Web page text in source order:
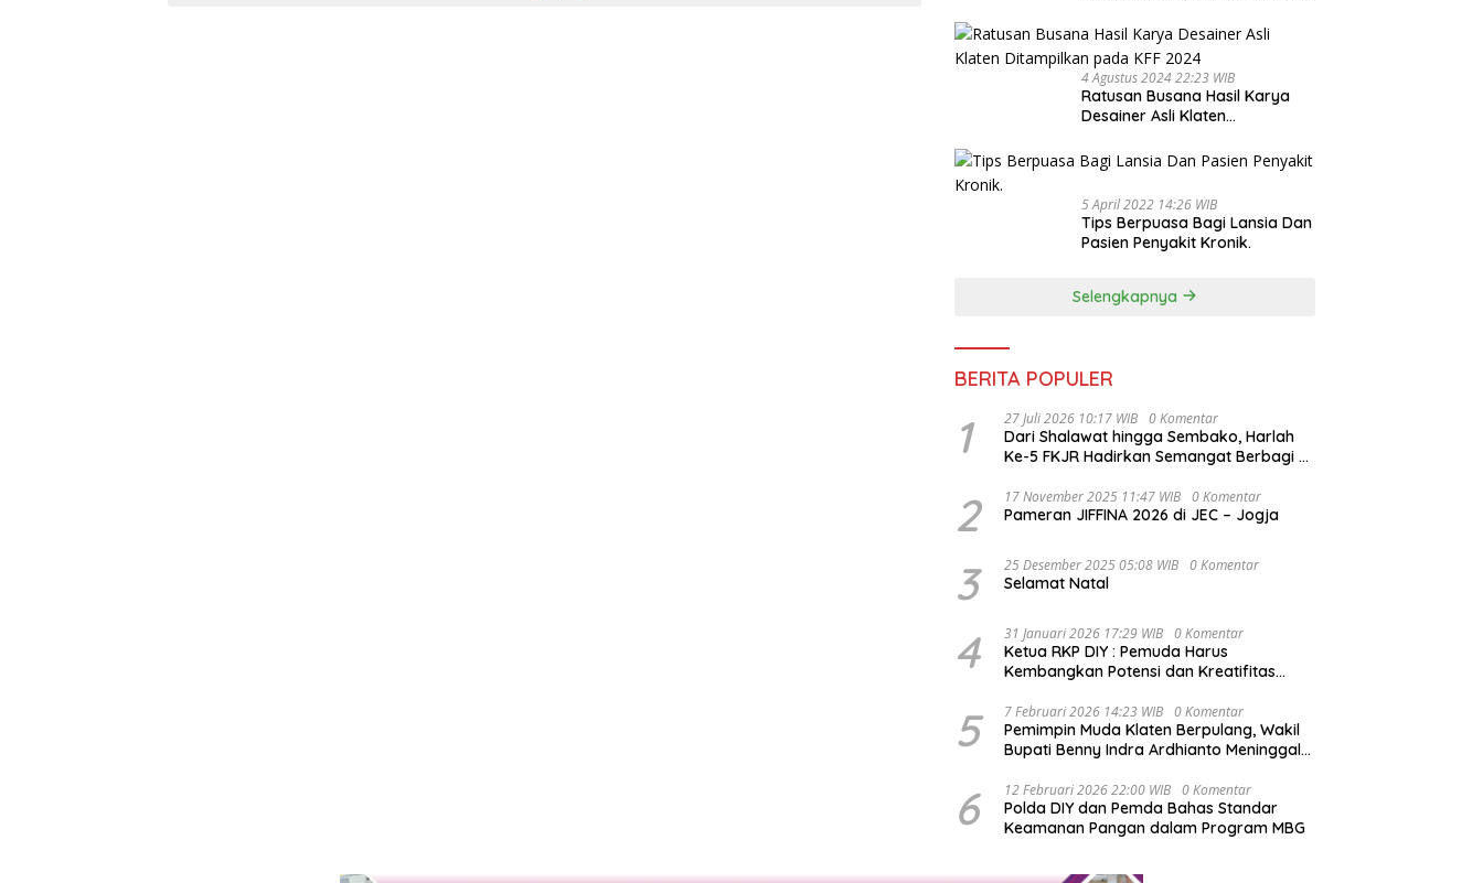
Delanggu Club VI
4 Agustus 2024 22:23 WIB
Ratusan Busana Hasil Karya
Desainer Asli Klaten
5 April 2022 14:26 WIB
Tips Berpuasa Bagi Lansia Dan
Pasien Penyakit Kronik.
Selengkapnya
BERITA POPULER
1 27 Juli 2026 10:17 WIB 0 Komentar
Dari Shalawat hingga Sembako, Harlah
Ke-5 FKJR Hadirkan Semangat Berbagi di
2 17 November 2025 11:47 WIB 0 Komentar
Pameran JIFFINA 2026 di JEC – Jogja
3 25 Desember 2025 05:08 WIB 0 Komentar
Selamat Natal
4 31 Januari 2026 17:29 WIB 0 Komentar
Ketua RKP DIY : Pemuda Harus
Kembangkan Potensi dan Kreatifitas
Pembangunan Nasional
5 7 Februari 2026 14:23 WIB 0 Komentar
Pemimpin Muda Klaten Berpulang, Wakil
Bupati Benny Indra Ardhianto Meninggal
6 12 Februari 2026 22:00 WIB 0 Komentar
Polda DIY dan Pemda Bahas Standar
Keamanan Pangan dalam Program MBG